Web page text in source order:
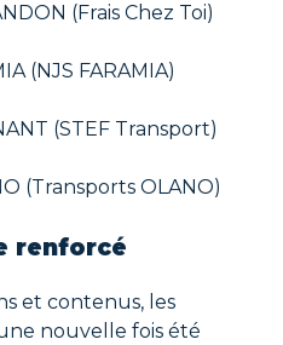
(Frais Chez Toi)
(NJS FARAMIA)
(STEF Transport)
(Transports OLANO)
renforcé
et contenus, les
nouvelle fois été